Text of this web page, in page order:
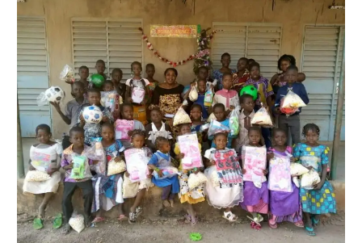
Clarisse
Ilboudo,
ayudando
a
las
mujeres
jóvenes
abandonadas
y
repudiadas
por
sus